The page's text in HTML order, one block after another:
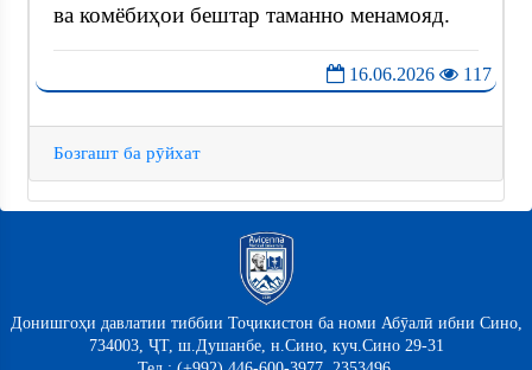
ва комёбиҳои бештар таманно менамояд.
16.06.2026 117
Бозгашт ба рӯйхат
Донишгоҳи давлатии тиббии Тоҷикистон ба номи Абӯалӣ ибни Сино,
734003, ҶТ, ш.Душанбе, н.Сино, куч.Сино 29-31